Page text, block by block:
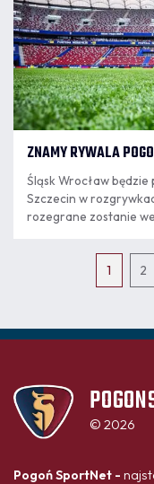
ZNAMY RYWALA
Śląsk Wrocław
Szczecin w
rozegrane zostanie
1 2
© 2026
Pogoń SportNet -